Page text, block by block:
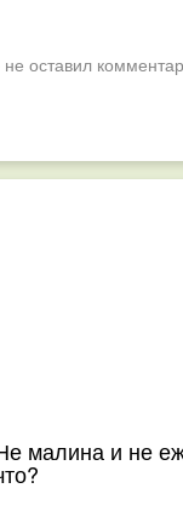
оставил
малина и не